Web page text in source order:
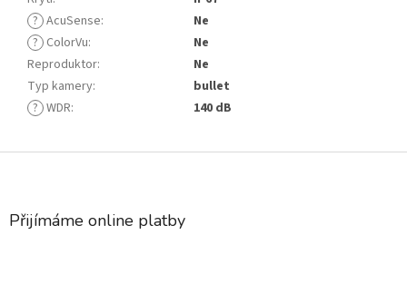
? AcuSense:
Ne
? ColorVu:
Ne
Reproduktor:
Ne
Typ kamery:
bullet
? WDR: 140 dB
Z
Přijímáme online platby